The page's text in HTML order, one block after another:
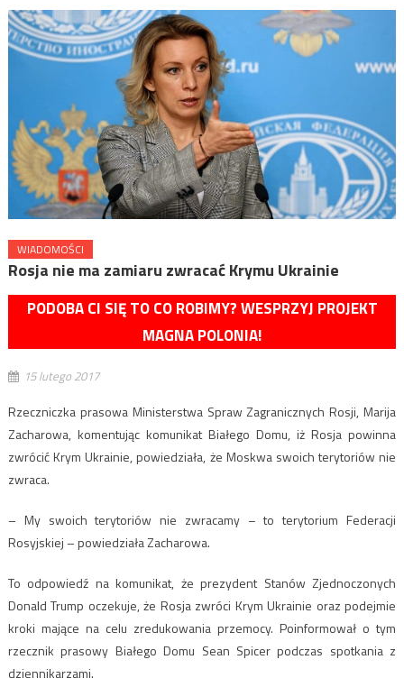
WIADOMOŚCI
Rosja nie ma zamiaru zwracać Krymu Ukrainie
PODOBA CI SIĘ TO CO ROBIMY? WESPRZYJ PROJEKT
MAGNA POLONIA!
15 lutego 2017
Rzeczniczka prasowa Ministerstwa Spraw Zagranicznych Rosji, Marija
Zacharowa, komentując komunikat Białego Domu, iż Rosja powinna
zwrócić Krym Ukrainie, powiedziała, że Moskwa swoich terytoriów nie
zwraca.
– My swoich terytoriów nie zwracamy – to terytorium Federacji
Rosyjskiej – powiedziała Zacharowa.
To odpowiedź na komunikat, że prezydent Stanów Zjednoczonych
Donald Trump oczekuje, że Rosja zwróci Krym Ukrainie oraz podejmie
kroki mające na celu zredukowania przemocy. Poinformował o tym
rzecznik prasowy Białego Domu Sean Spicer podczas spotkania z
dziennikarzami.